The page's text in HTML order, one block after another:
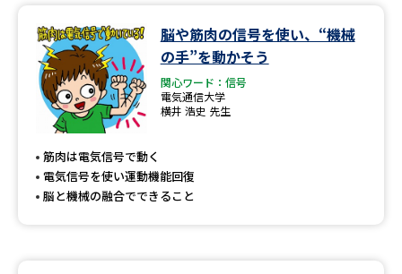
学問のミニ講義「夢ナビ講義」 学問分野解説
学問の教科書 夢ナビライブ
Ｑ＆Ａ よくあるご質問
脳や筋肉の信号を使い、“機械
の手”を動かそう
関心ワード：信号
電気通信大学
横井 浩史 先生
筋肉は電気信号で動く
電気信号を使い運動機能回復
脳と機械の融合でできること